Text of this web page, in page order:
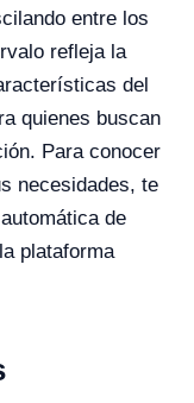
entre los
refleja la
del
quienes buscan
Para conocer
necesidades, te
de
plataforma